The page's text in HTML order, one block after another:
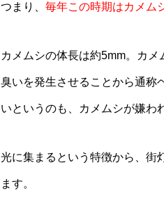
つまり、 毎年この時期はカメム
カメムシの体長は約5mm。カ
臭いを発生させることから通称
いというのも、カメムシが嫌わ
光に集まるという特徴から、街
ます。